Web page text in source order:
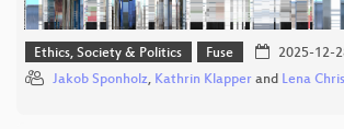
Ethics, Society & Politics Fuse 2025-12-
Jakob Sponholz, Kathrin Klapper and Lena